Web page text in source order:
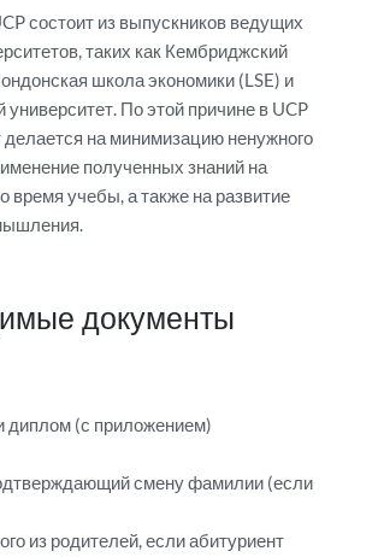
состоит из выпускников ведущих
таких как Кембриджский
школа экономики (LSE) и
университет. По этой причине в UCP
на минимизацию ненужного
полученных знаний на
время учебы, а также на развитие
документы
диплом (с приложением)
смену фамилии (если
из родителей, если абитуриент